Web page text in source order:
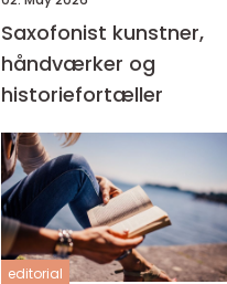
Saxofonist kunstner,
håndværker og
historiefortæller
editorial